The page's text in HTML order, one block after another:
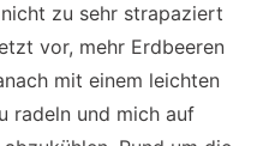
zu sehr strapaziert
vor, mehr Erdbeeren
mit einem leichten
radeln und mich auf